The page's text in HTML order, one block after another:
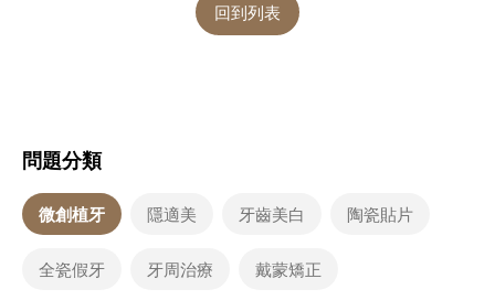
回到列表
問題分類
微創植牙 隱適美 牙齒美白 陶瓷貼片
全瓷假牙 牙周治療 戴蒙矯正